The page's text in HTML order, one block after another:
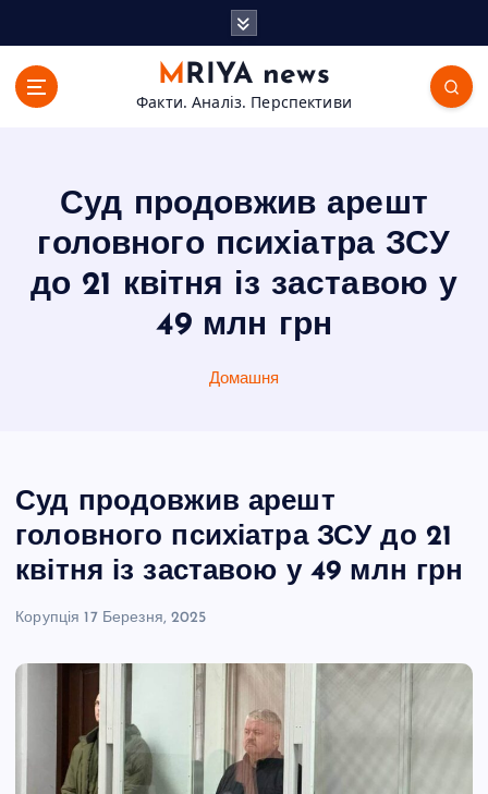
MRIYA news
Факти. Аналіз. Перспективи
Суд продовжив арешт
головного психіатра ЗСУ
до 21 квітня із заставою у
49 млн грн
Домашня
Суд продовжив арешт
головного психіатра ЗСУ до 21
квітня із заставою у 49 млн грн
Корупція 17 Березня, 2025